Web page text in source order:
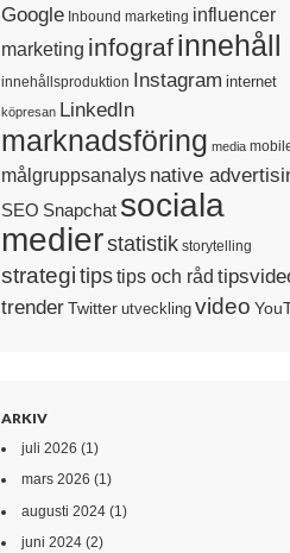
Google Inbound marketing influencer
marketing infografinnehåll
innehållsproduktion Instagram internet
köpresan LinkedIn
marknadsföring media
målgruppsanalys native
SEO Snapchat sociala
medierstatistik storytelling
strategi tipstips och råd
trender Twitter utveckling video
ARKIV
juli 2026 (1)
mars 2026 (1)
augusti 2024(1)
juni 2024(2)